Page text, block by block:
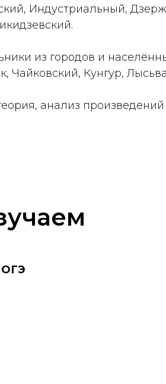
Индустриальный,
из городов и
Чайковский, Кунгур,
анализ
ОГЭ